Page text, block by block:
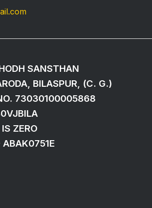
SANSTHAN
BILASPUR, (C. G.)
73030100005868
ZERO